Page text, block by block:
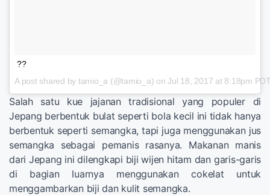
??
A post shared by tamio_a (@tamio_a) onJul 18, 2017 at 8:18pm
Salah satu kue jajanan tradisional yang populer di
Jepang berbentuk bulat seperti bola kecil ini tidak hanya
berbentuk seperti semangka, tapi juga menggunakan jus
semangka sebagai pemanis rasanya. Makanan manis
dari Jepang ini dilengkapi biji wijen hitam dan garis-garis
di bagian luarnya menggunakan cokelat untuk
menggambarkan biji dan kulit semangka.